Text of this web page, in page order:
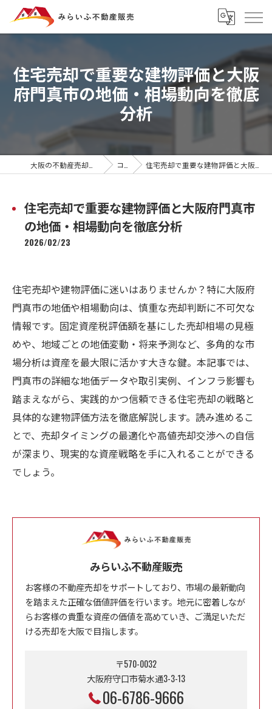
住宅売却で重要な建物評価と大阪
府門真市の地価・相場動向を徹底
分析
コラム 住宅売却で重要な建物評価と大阪府門真市の地価・相場動向を徹底分析
住宅売却で重要な建物評価と大阪府門真市
の地価・相場動向を徹底分析
2026/02/23
住宅売却や建物評価に迷いはありませんか？特に大阪府
門真市の地価や相場動向は、慎重な売却判断に不可欠な
情報です。固定資産税評価額を基にした売却相場の見極
めや、地域ごとの地価変動・将来予測など、多角的な市
場分析は資産を最大限に活かす大きな鍵。本記事では、
門真市の詳細な地価データや取引実例、インフラ影響も
踏まえながら、実践的かつ信頼できる住宅売却の戦略と
具体的な建物評価方法を徹底解説します。読み進めるこ
とで、売却タイミングの最適化や高値売却交渉への自信
が深まり、現実的な資産戦略を手に入れることができる
でしょう。
みらいふ不動産販売
お客様の不動産売却をサポートしており、市場の最新動向
を踏まえた正確な価値評価を行います。地元に密着しなが
らお客様の貴重な資産の価値を高めていき、ご満足いただ
ける売却を大阪で目指します。
〒570-0032
大阪府守口市菊水通3-3-13
06-6786-9666